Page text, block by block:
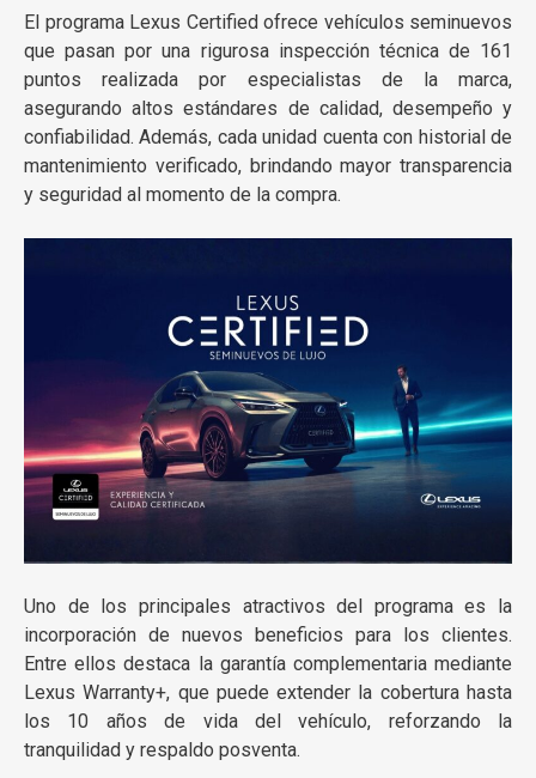
El programa Lexus Certified ofrece vehículos seminuevos
que pasan por una rigurosa inspección técnica de 161
puntos realizada por especialistas de la marca,
asegurando altos estándares de calidad, desempeño y
confiabilidad. Además, cada unidad cuenta con historial de
mantenimiento verificado, brindando mayor transparencia
y seguridad al momento de la compra.
Uno de los principales atractivos del programa es la
incorporación de nuevos beneficios para los clientes.
Entre ellos destaca la garantía complementaria mediante
Lexus Warranty+, que puede extender la cobertura hasta
los 10 años de vida del vehículo, reforzando la
tranquilidad y respaldo posventa.